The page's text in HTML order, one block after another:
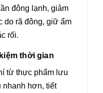
đông lạnh, giảm
do rã đông, giữ ẩm
rối.
thời gian
từ thực phẩm lưu
nhanh hơn, tiết